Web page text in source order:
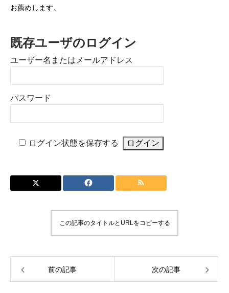
お薦めします。
既存ユーザのログイン
ユーザー名またはメールアドレス
パスワード
ログイン状態を保存する
この記事のタイトルとURLをコピーする
前の記事 次の記事